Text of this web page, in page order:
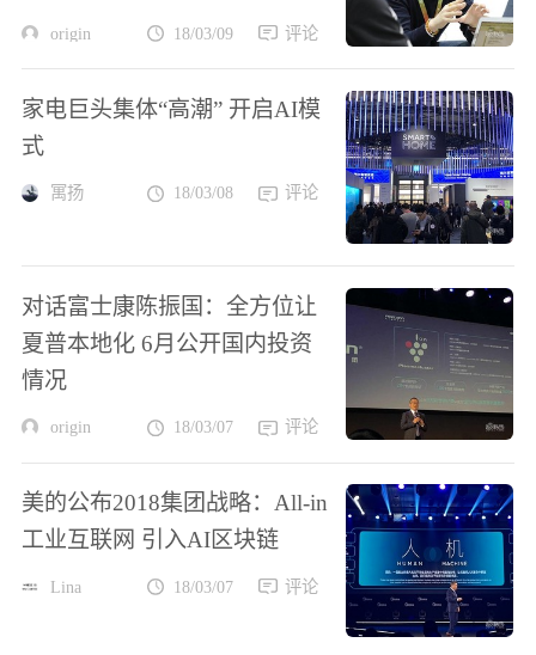
origin 18/03/09 评论
家电巨头集体“高潮” 开启AI模
式
寓扬 18/03/08 评论
对话富士康陈振国：全方位让
夏普本地化 6月公开国内投资
情况
origin 18/03/07 评论
美的公布2018集团战略：All-in
工业互联网 引入AI区块链
Lina 18/03/07 评论